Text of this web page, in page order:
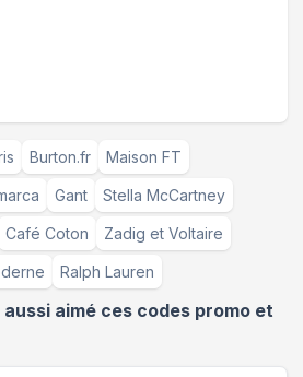
Burton.fr Maison FT
Gant Stella McCartney
Café Coton Zadig et Voltaire
Ralph Lauren
aimé ces codes promo et